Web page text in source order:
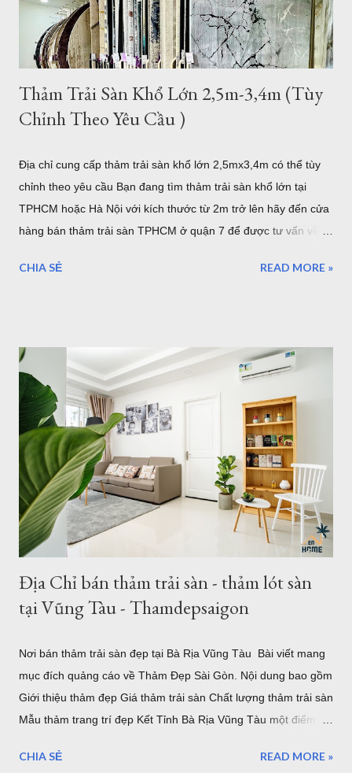
Mẫu thảm sofa phòng khách lớn mã F0003 . Xám trắng trọng
lượng trung bình hơn 3,2kg/m2, như vậy với kíc...
Thảm Trải Sàn Khổ Lớn 2,5m-3,4m (Tùy
Chỉnh Theo Yêu Cầu )
Địa chỉ cung cấp thảm trải sàn khổ lớn 2,5mx3,4m có thể tùy
chỉnh theo yêu cầu Bạn đang tìm thảm trải sàn khổ lớn tại
TPHCM hoặc Hà Nội với kích thước từ 2m trở lên hãy đến cửa
hàng bán thảm trải sàn TPHCM ở quận 7 để được tư vấn về
yêu cầu của bạn. Kho thảm trải sàn khổ lớn quận 7 TPHCM
khổ lớn - Bảo hành - Giao hàng .... Địa chỉ bán thảm lót sàn
khổ lớn tại HCM và Hà Nội Coupons trong tháng của Thảm
Đẹp 1. Giới thiệu về thảm khổ 2,5m - 3,4m 2,6m - 3,6m Là đơn
vị cung cấp thảm trải sàn - thảm trang trí nhà tại Hồ Chí Minh
và Hà Nội, chung tôi luôn phục vụ tối đa nhu cầu của khách
hàng, với nhu cầu trải sàn khổ lớn ơ Việt Nam, chúng tôi đã
nhập về nhiều mẫu thảm kích thước lớn từ 2m, 2,4m 2,5m 2,m
chiều ngang - chiều dài từ 3m - 3,5m. Hoặc b...
CHIA SẺ READ MORE »
Địa Chỉ bán thảm trải sàn - thảm lót sàn
tại Vũng Tàu - Thamdepsaigon
Nơi bán thảm trải sàn đẹp tại Bà Rịa Vũng Tàu Bài viết mang
mục đích quảng cáo về Thảm Đẹp Sài Gòn. Nội dung bao gồm
Giới thiệu thảm đẹp Giá thảm trải sàn Chất lượng thảm trải sàn
Mẫu thảm trang trí đẹp Kết Tỉnh Bà Rịa Vũng Tàu một điểm
du lịch nhưng thực sự vẫn chưa thể đi và khám phá hết vùng
CHIA SẺ READ MORE »